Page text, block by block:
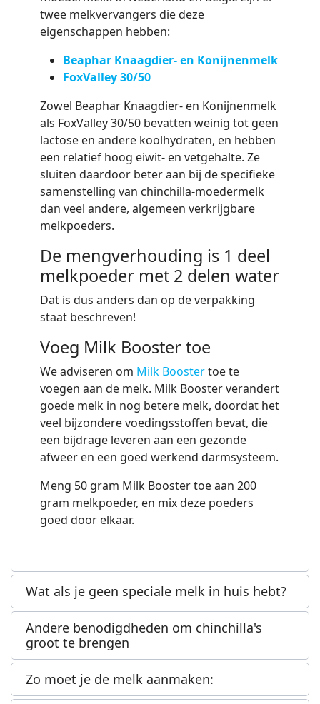
twee melkvervangers die deze
eigenschappen hebben:
Beaphar Knaagdier- en Konijnenmelk
FoxValley 30/50
Zowel Beaphar Knaagdier- en Konijnenmelk
als FoxValley 30/50 bevatten weinig tot geen
lactose en andere koolhydraten, en hebben
een relatief hoog eiwit- en vetgehalte. Ze
sluiten daardoor beter aan bij de specifieke
samenstelling van chinchilla-moedermelk
dan veel andere, algemeen verkrijgbare
melkpoeders.
De mengverhouding is 1 deel
melkpoeder met 2 delen water
Dat is dus anders dan op de verpakking
staat beschreven!
Voeg Milk Booster toe
We adviseren om Milk Boostertoe te
voegen aan de melk. Milk Booster verandert
goede melk in nog betere melk, doordat het
veel bijzondere voedingsstoffen bevat, die
een bijdrage leveren aan een gezonde
afweer en een goed werkend darmsysteem.
Meng 50 gram Milk Booster toe aan 200
gram melkpoeder, en mix deze poeders
goed door elkaar.
Wat als je geen speciale melk in huis hebt?
Andere benodigdheden om chinchilla's
groot te brengen
Zo moet je de melk aanmaken: